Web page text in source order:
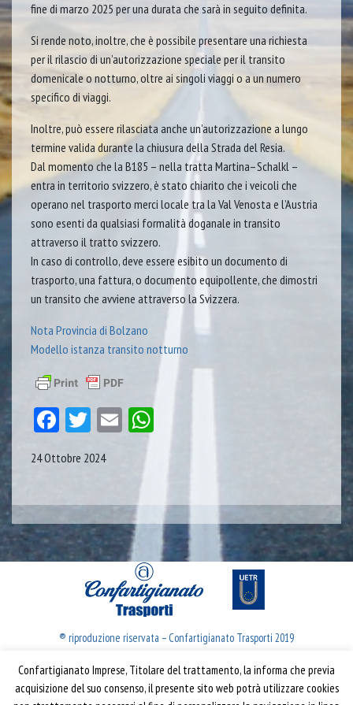
fine di marzo 2025 per una durata che sarà in seguito definita.
Si rende noto, inoltre, che è possibile presentare una richiesta
per il rilascio di un’autorizzazione speciale per il transito
domenicale o notturno, oltre ai singoli viaggi o a un numero
specifico di viaggi.
Inoltre, può essere rilasciata anche un’autorizzazione a lungo
termine valida durante la chiusura della Strada del Resia.
Dal momento che la B185 – nella tratta Martina–Schalkl –
entra in territorio svizzero, è stato chiarito che i veicoli che
operano nel trasporto merci locale tra la Val Venosta e l’Austria
sono esenti da qualsiasi formalità doganale in transito
attraverso il tratto svizzero.
In caso di controllo, deve essere esibito un documento di
trasporto, una fattura, o documento equipollente, che dimostri
un transito che avviene attraverso la Svizzera.
Nota Provincia di Bolzano
Modello istanza transito notturno
Facebook
Twitter
Email
24 Ottobre 2024
® riproduzione riservata – Confartigianato Trasporti 2019
Confartigianato Trasporti
Confartigianato Imprese, Titolare del trattamento, la informa che previa
acquisizione del suo consenso, il presente sito web potrà utilizzare cookies